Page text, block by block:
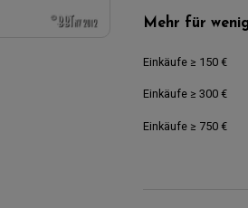
Mehr für
Einkäufe ≥ 150 €
Einkäufe ≥ 300 €
Einkäufe ≥ 750 €